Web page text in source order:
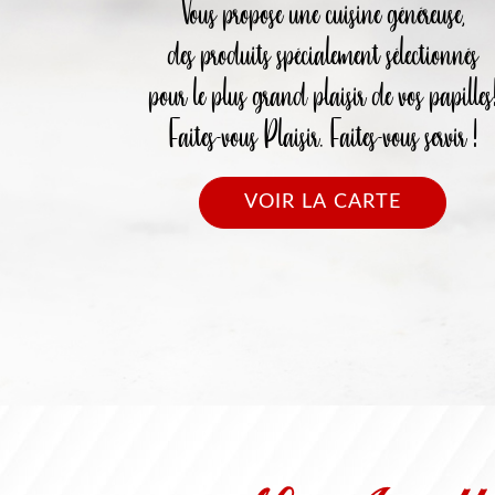
Vous propose une cuisine généreuse,
des produits spécialement sélectionnés
pour le plus grand plaisir de vos
Faites-vous Plaisir. Faites-vous servir !
VOIR LA CARTE